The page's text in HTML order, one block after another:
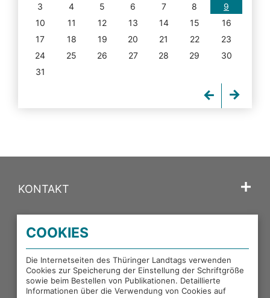
3
4 5 6 7 8
9
10
11 12 13 14 15
16
17
18 19 20 21 22
23
24
25 26 27 28 29
30
31
KONTAKT
PORTALE DES THÜRINGER LANDTAGS
EXTERNE LINKS
COOKIES
Die Internetseiten des Thüringer Landtags verwenden
Cookies zur Speicherung der Einstellung der Schriftgröße
sowie beim Bestellen von Publikationen. Detaillierte
Informationen über die Verwendung von Cookies auf